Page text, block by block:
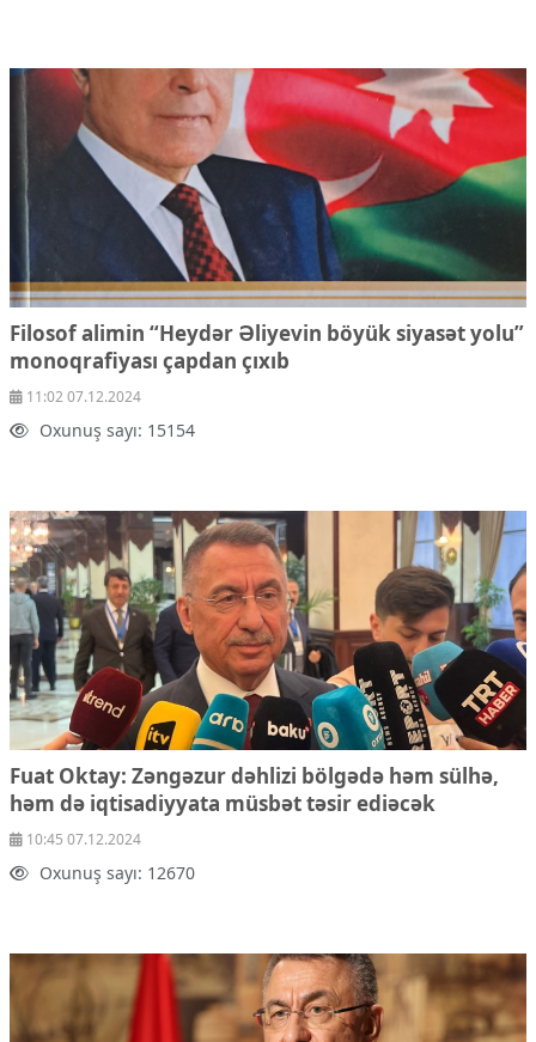
Filosof alimin “Heydər Əliyevin böyük siyasət yolu”
monoqrafiyası çapdan çıxıb
11:02 07.12.2024
Oxunuş sayı: 15154
Fuat Oktay: Zəngəzur dəhlizi bölgədə həm sülhə,
həm də iqtisadiyyata müsbət təsir ediəcək
10:45 07.12.2024
Oxunuş sayı: 12670